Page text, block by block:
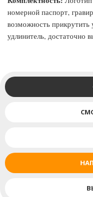
номерной паспорт,
возможность прикрутить
удлинитель, достаточно